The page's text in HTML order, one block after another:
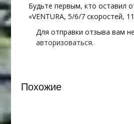
Будьте первым, кто оставил
«VENTURA, 5/6/7 скоростей,
Для отправки отзыва вам
авторизоваться.
Похожие